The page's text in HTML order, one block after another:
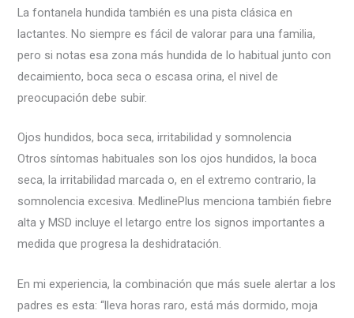
La fontanela hundida también es una pista clásica en
lactantes. No siempre es fácil de valorar para una familia,
pero si notas esa zona más hundida de lo habitual junto con
decaimiento, boca seca o escasa orina, el nivel de
preocupación debe subir.
Ojos hundidos, boca seca, irritabilidad y somnolencia
Otros síntomas habituales son los ojos hundidos, la boca
seca, la irritabilidad marcada o, en el extremo contrario, la
somnolencia excesiva. MedlinePlus menciona también fiebre
alta y MSD incluye el letargo entre los signos importantes a
medida que progresa la deshidratación.
En mi experiencia, la combinación que más suele alertar a los
padres es esta: “lleva horas raro, está más dormido, moja